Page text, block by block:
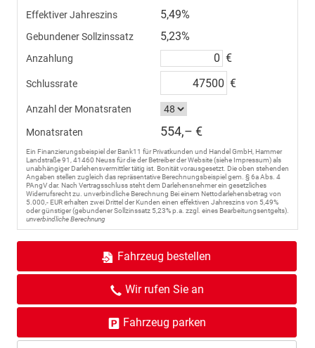
Effektiver Jahreszins 5,49%
Gebundener Sollzinssatz 5,23%
Anzahlung €
Schlussrate €
Anzahl der Monatsraten
Monatsraten 554,– €
Ein Finanzierungsbeispiel der Bank11 für Privatkunden und Handel GmbH, Hammer
Landstraße 91, 41460 Neuss für die der Betreiber der Website (siehe Impressum) als
unabhängiger Darlehensvermittler tätig ist. Bonität vorausgesetzt. Die oben stehenden
Angaben stellen zugleich das repräsentative Berechnungsbeispiel gem. § 6a Abs. 4
PAngV dar. Nach Vertragsschluss steht dem Darlehensnehmer ein gesetzliches
Widerrufsrecht zu. unverbindliche Berechnung Bei einem Nettodarlehensbetrag von
5.000,- EUR erhalten zwei Drittel der Kunden einen effektiven Jahreszins von 5,49%
oder günstiger (gebundener Sollzinssatz 5,23% p.a. zzgl. eines Bearbeitungsentgelts).
unverbindliche Berechnung
Fahrzeug bestellen
Wir rufen Sie an
Fahrzeug parken